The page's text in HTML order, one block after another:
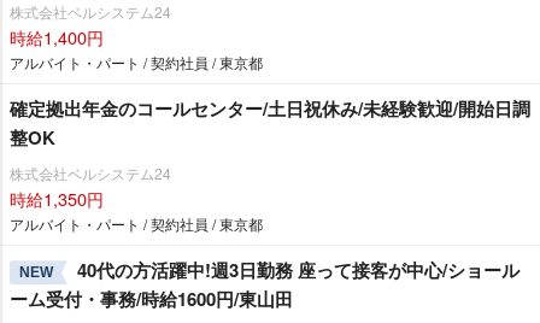
株式会社ベルシステム24
時給1,400円
アルバイト・パート / 契約社員 / 東京都
確定拠出年金のコールセンター/土日祝休み/未経験歓迎/開始日調
整OK
株式会社ベルシステム24
時給1,350円
アルバイト・パート / 契約社員 / 東京都
NEW
40代の方活躍中!週3日勤務 座って接客が中心/ショール
ーム受付・事務/時給1600円/東山田